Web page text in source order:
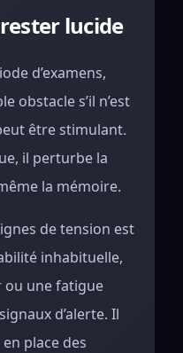
lucide
d’examens,
obstacle s’il n’est
être stimulant.
il perturbe la
la mémoire.
de tension est
inhabituelle,
ou une fatigue
d’alerte. Il
place des